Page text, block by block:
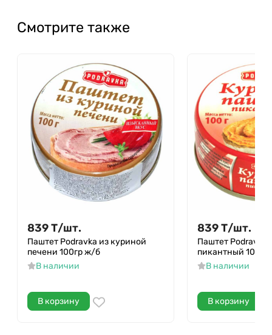
Смотрите также
839Т/шт.
Паштет Podravka из куриной
печени 100гр ж/б
В наличии
В корзину
839Т/шт.
Паштет Podravka
пикантный
В наличии
В корзину